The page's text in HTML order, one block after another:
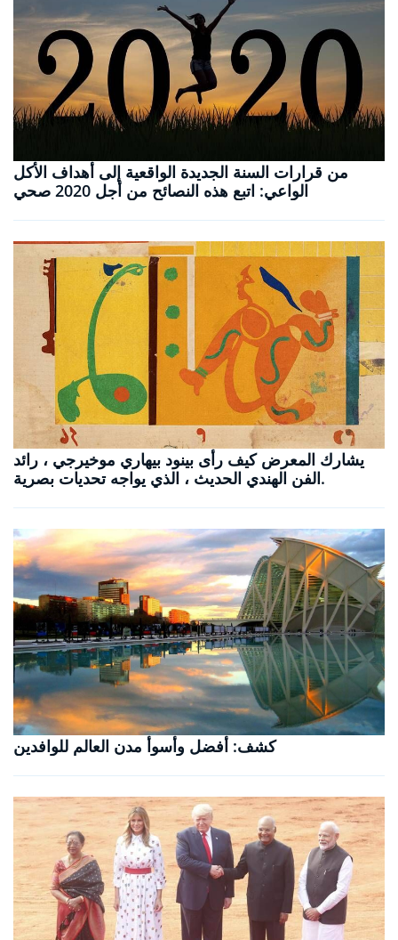
من قرارات السنة الجديدة الواقعية إلى أهداف الأكل
الواعي: اتبع هذه النصائح من أجل 2020 صحي
يشارك المعرض كيف رأى بينود بيهاري موخيرجي ، رائد
الفن الهندي الحديث ، الذي يواجه تحديات بصرية.
كشف: أفضل وأسوأ مدن العالم للوافدين